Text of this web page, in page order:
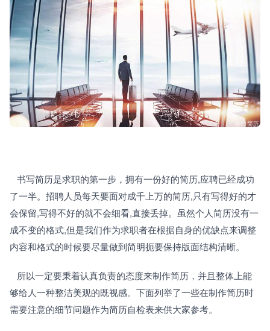
了一半。招聘人员每天要面对成千上万的简历,只有写得好的才
会保留,写得不好的就不会细看,直接丢掉。虽然个人简历没有一
成不变的格式,但是我们作为求职者在根据自身的优缺点来调整
内容和格式的时候要尽量做到简明扼要保持版面结构清晰。
够给人一种整洁美观的既视感。下面列举了一些在制作简历时
需要注意的细节问题作为简历自检表来供大家参考。